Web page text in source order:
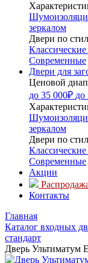
зеркалом
Двери по
Классические
Современные
Двери для
Ценовой
до 35 000₽ до
зеркалом
Двери по
Классические
Современные
Акции
Контакты
Главная
Каталог входных
стандарт
Дверь Ультиматум